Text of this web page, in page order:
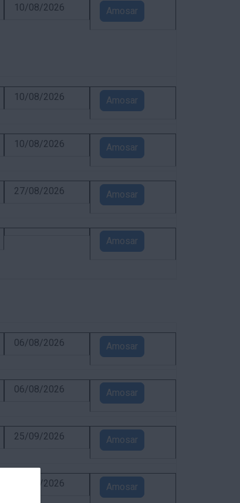
10/08/2026 Amosar
10/08/2026 Amosar
10/08/2026 Amosar
27/08/2026 Amosar
Amosar
06/08/2026 Amosar
06/08/2026 Amosar
25/09/2026 Amosar
31/08/2026 Amosar